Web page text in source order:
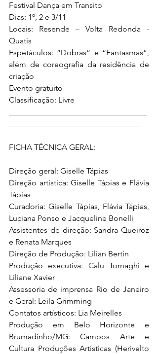
Festival Dança em Transito
Dias: 1º, 2 e 3/11
Locais: Resende – Volta Redonda -
Quatis
Espetáculos: “Dobras” e “Fantasmas”,
além de coreografia da residência de
criação
Evento gratuito
Classificação: Livre
FICHA TÉCNICA GERAL:
Direção geral: Giselle Tápias
Direção artística: Giselle Tápias e Flávia
Tápias
Curadoria: Giselle Tápias, Flávia Tápias,
Luciana Ponso e Jacqueline Bonelli
Assistentes de direção: Sandra Queiroz
e Renata Marques
Direção de Produção: Lilian Bertin
Produção executiva: Calu Tornaghi e
Liliane Xavier
Assessoria de imprensa Rio de Janeiro
e Geral: Leila Grimming
Contatos artísticos: Lia Meirelles
Produção em Belo Horizonte e
Brumadinho/MG: Campos Arte e
Cultura Produções Artísticas (Herivelto